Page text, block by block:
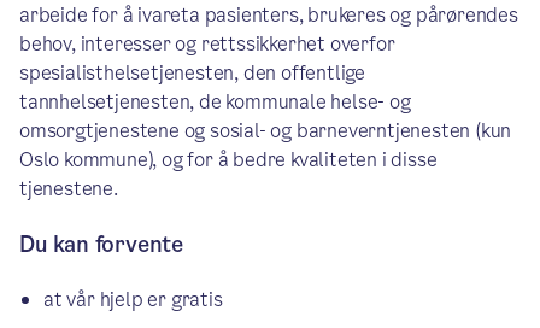
arbeide for å ivareta pasienters, brukeres og pårørendes
behov, interesser og rettssikkerhet overfor
spesialisthelsetjenesten, den offentlige
tannhelsetjenesten, de kommunale helse- og
omsorgtjenestene og sosial- og barneverntjenesten (kun
Oslo kommune), og for å bedre kvaliteten i disse
tjenestene.
Du kan forvente
at vår hjelp er gratis